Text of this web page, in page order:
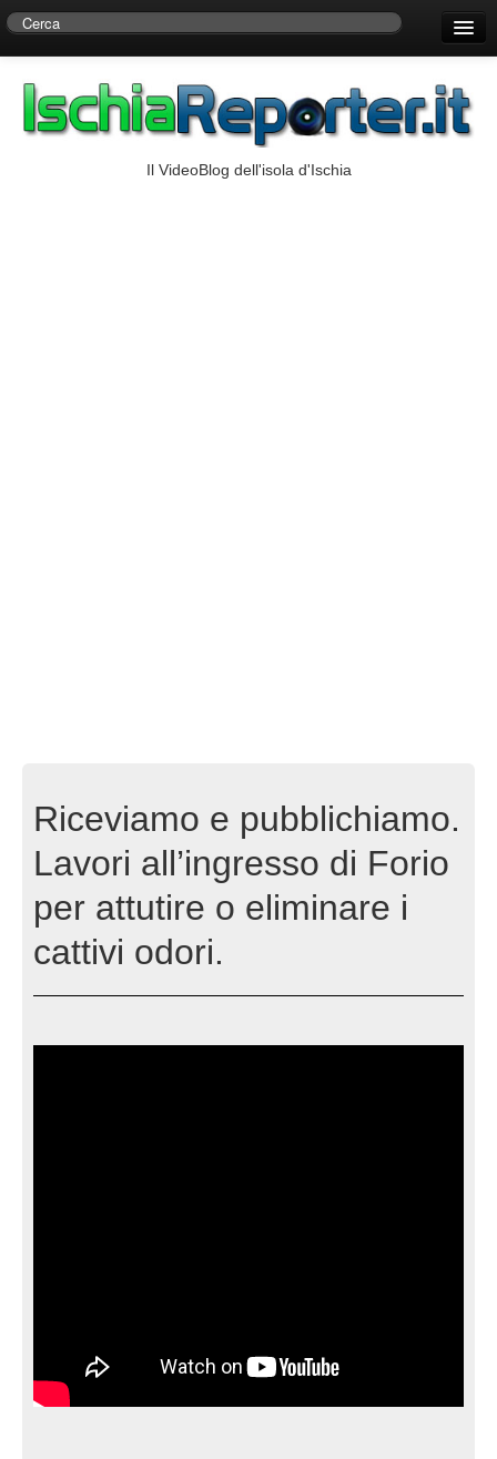
Centro di Ricerche Storiche D’Ambra
Il VideoBlog dell'isola d'Ischia
Riceviamo e pubblichiamo.
Lavori all’ingresso di Forio
per attutire o eliminare i
cattivi odori.